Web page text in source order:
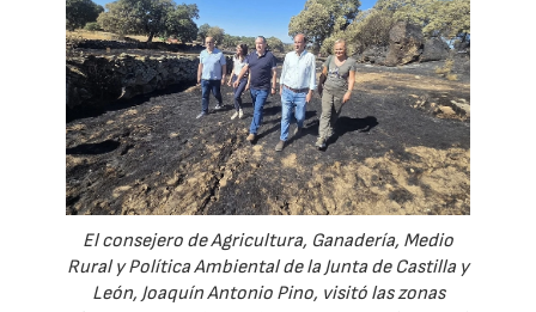
El consejero de Agricultura, Ganadería, Medio
Rural y Política Ambiental de la Junta de Castilla y
León, Joaquín Antonio Pino, visitó las zonas